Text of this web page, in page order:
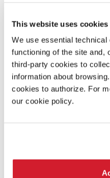
This website uses cookies
We use essential
functioning of the site and,
third-party cookies to
information about
cookies to authorize. For
our cookie policy.
Les promesses
Life of Crime 1984-2020
Lovely Boy
Madres paralelas
Miracol
Mizrahim, les oubliés de la terre
Mona Lisa and the Blood Moon
Mondocane
On The Job: The Missing 8